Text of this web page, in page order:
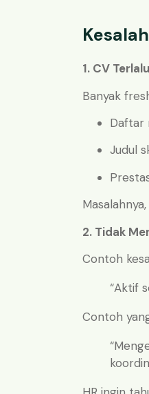
1. CV
Banyak
Daftar
Judul
2. Tidak
Contoh
“Aktif
Contoh